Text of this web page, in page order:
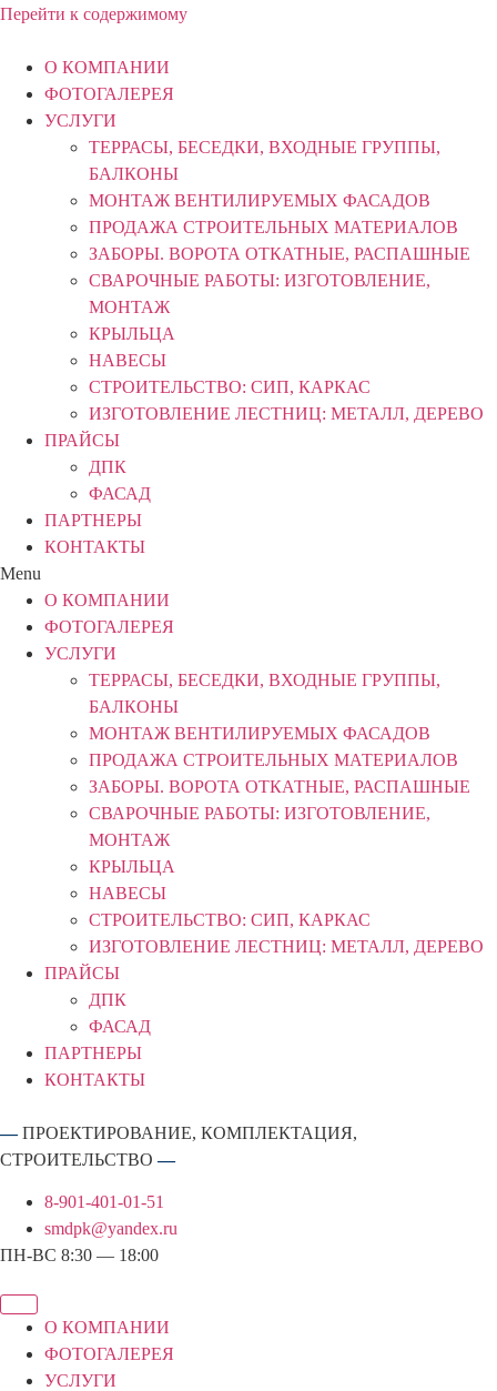
Перейти к содержимому
О КОМПАНИИ
ФОТОГАЛЕРЕЯ
УСЛУГИ
ТЕРРАСЫ, БЕСЕДКИ, ВХОДНЫЕ ГРУППЫ,
БАЛКОНЫ
МОНТАЖ ВЕНТИЛИРУЕМЫХ ФАСАДОВ
ПРОДАЖА СТРОИТЕЛЬНЫХ МАТЕРИАЛОВ
ЗАБОРЫ. ВОРОТА ОТКАТНЫЕ, РАСПАШНЫЕ
СВАРОЧНЫЕ РАБОТЫ: ИЗГОТОВЛЕНИЕ,
МОНТАЖ
КРЫЛЬЦА
НАВЕСЫ
СТРОИТЕЛЬСТВО: СИП, КАРКАС
ИЗГОТОВЛЕНИЕ ЛЕСТНИЦ: МЕТАЛЛ, ДЕРЕВО
ПРАЙСЫ
ДПК
ФАСАД
ПАРТНЕРЫ
КОНТАКТЫ
Menu
О КОМПАНИИ
ФОТОГАЛЕРЕЯ
УСЛУГИ
ТЕРРАСЫ, БЕСЕДКИ, ВХОДНЫЕ ГРУППЫ,
БАЛКОНЫ
МОНТАЖ ВЕНТИЛИРУЕМЫХ ФАСАДОВ
ПРОДАЖА СТРОИТЕЛЬНЫХ МАТЕРИАЛОВ
ЗАБОРЫ. ВОРОТА ОТКАТНЫЕ, РАСПАШНЫЕ
СВАРОЧНЫЕ РАБОТЫ: ИЗГОТОВЛЕНИЕ,
МОНТАЖ
КРЫЛЬЦА
НАВЕСЫ
СТРОИТЕЛЬСТВО: СИП, КАРКАС
ИЗГОТОВЛЕНИЕ ЛЕСТНИЦ: МЕТАЛЛ, ДЕРЕВО
ПРАЙСЫ
ДПК
ФАСАД
ПАРТНЕРЫ
КОНТАКТЫ
—ПРОЕКТИРОВАНИЕ, КОМПЛЕКТАЦИЯ,
СТРОИТЕЛЬСТВО—
8-901-401-01-51
smdpk@yandex.ru
ПН-ВС 8:30 — 18:00
О КОМПАНИИ
ФОТОГАЛЕРЕЯ
УСЛУГИ